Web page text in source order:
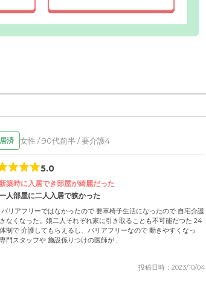
済 女性 / 90代前半 / 要介護4
5.0
築時に入居でき部屋が綺麗だった
人部屋に二人入居で狭かった
リアフリーではなかったので 要車椅子生活になったので 自宅介護
なくなった。娘二人それぞれ家に引き取ることも不可能だつた 24
制で 介護してもらえるし、バリアフリーなので 動きやすくなっ
門スタッフや 施設係りつけの医師が...
投稿日時：2023/10/04